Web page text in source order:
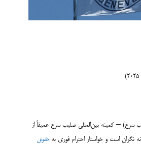
سرخ) – کمیته بین‌المللی صلیب سرخ عمیقاً از
نگران است و خواستار احترام فوری بهحقوق